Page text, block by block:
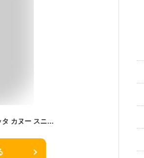
《800円〜最大4000円OFFクーポン》 リゲッタ カヌー スニーカー レディース きれいめ 黒 白 歩きやすい シューズ 靴 おしゃれ 疲れにくい ローカット 疲れない ウォーキング 履きやすい 幅広 3E 紐靴 日本製 コンフォート ゆったり CJFS6801a CJFS6801b